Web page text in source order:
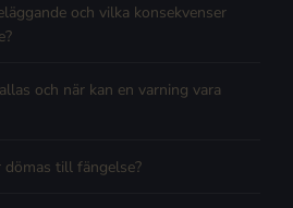
och vilka konsekvenser
och när kan en varning vara
dömas till fängelse?